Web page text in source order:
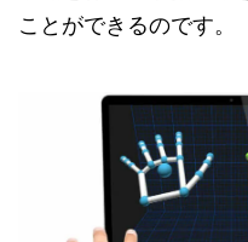
ことができるのです。